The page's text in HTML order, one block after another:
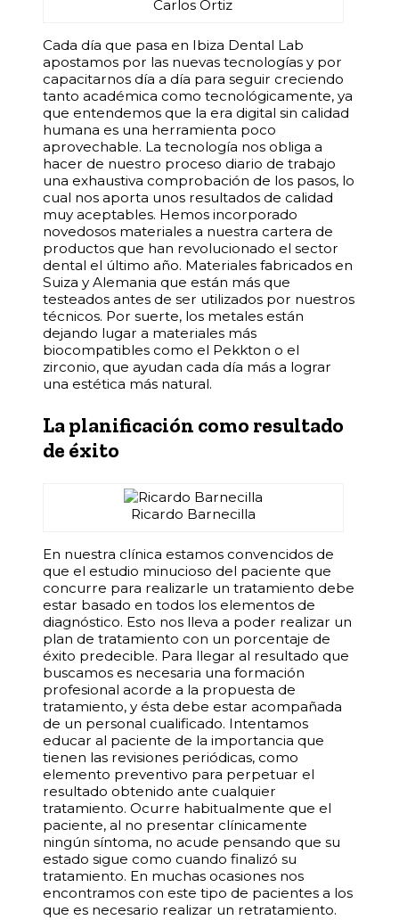
Carlos Ortiz
Cada día que pasa en Ibiza Dental Lab
apostamos por las nuevas tecnologías y por
capacitarnos día a día para seguir creciendo
tanto académica como tecnológicamente, ya
que entendemos que la era digital sin calidad
humana es una herramienta poco
aprovechable. La tecnología nos obliga a
hacer de nuestro proceso diario de trabajo
una exhaustiva comprobación de los pasos, lo
cual nos aporta unos resultados de calidad
muy aceptables. Hemos incorporado
novedosos materiales a nuestra cartera de
productos que han revolucionado el sector
dental el último año. Materiales fabricados en
Suiza y Alemania que están más que
testeados antes de ser utilizados por nuestros
técnicos. Por suerte, los metales están
dejando lugar a materiales más
biocompatibles como el Pekkton o el
zirconio, que ayudan cada día más a lograr
una estética más natural.
La planificación como resultado
de éxito
Ricardo Barnecilla
E­n nuestra clínica estamos convencidos de
que el estudio minucioso del paciente que
concurre para realizarle un tratamiento debe
estar basado en todos los elementos de
diagnóstico. Esto nos lleva a poder realizar un
plan de tratamiento con un porcentaje de
éxito predecible. Para llegar al resultado que
buscamos es necesaria una formación
profesional acorde a la propuesta de
tratamiento, y ésta debe estar acompañada
de un personal cualificado. Intentamos
educar al paciente de la importancia que
tienen las revisiones periódicas, como
elemento preventivo para perpetuar el
resultado obtenido ante cualquier
tratamiento. Ocurre habitualmente que el
paciente, al no presentar clínicamente
ningún síntoma, no acude pensando que su
estado sigue como cuando finalizó su
tratamiento. En muchas ocasiones nos
encontramos con este tipo de pacientes a los
que es necesario realizar un retratamiento.